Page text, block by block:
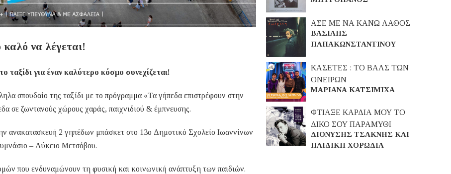
καλό να λέγεται!
ταξίδι για έναν καλύτερο κόσμο συνεχίζεται!
σπουδαίο της ταξίδι με το πρόγραμμα «Τα γήπεδα επιστρέφουν στην
σε ζωντανούς χώρους χαράς, παιχνιδιού & έμπνευσης.
2 γηπέδων μπάσκετ στο 13ο Δημοτικό Σχολείο Ιωαννίνων
– Λύκειο Μετσόβου.
που ενδυναμώνουν τη φυσική και κοινωνική ανάπτυξη των παιδιών.
ΑΣΕ ΜΕ ΝΑ ΚΑΝΩ ΛΑΘΟΣ
ΒΑΣΙΛΗΣ
ΠΑΠΑΚΩΝΣΤΑΝΤΙΝΟΥ
ΚΑΣΕΤΕΣ : ΤΟ ΒΑΛΣ ΤΩΝ
ΟΝΕΙΡΩΝ
ΜΑΡΙΑΝΑ ΚΑΤΣΙΜΙΧΑ
ΦΤΙΑΞΕ ΚΑΡΔΙΑ ΜΟΥ ΤΟ
ΔΙΚΟ ΣΟΥ ΠΑΡΑΜΥΘΙ
ΔΙΟΝΥΣΗΣ ΤΣΑΚΝΗΣ ΚΑΙ
ΠΑΙΔΙΚΗ ΧΟΡΩΔΙΑ